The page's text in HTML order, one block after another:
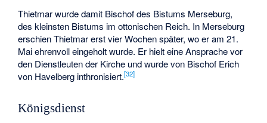
Thietmar wurde damit Bischof des Bistums Merseburg,
des kleinsten Bistums im ottonischen Reich. In Merseburg
erschien Thietmar erst vier Wochen später, wo er am 21.
Mai ehrenvoll eingeholt wurde. Er hielt eine Ansprache vor
den Dienstleuten der Kirche und wurde von Bischof Erich
von Havelberg inthronisiert.[32]
Königsdienst